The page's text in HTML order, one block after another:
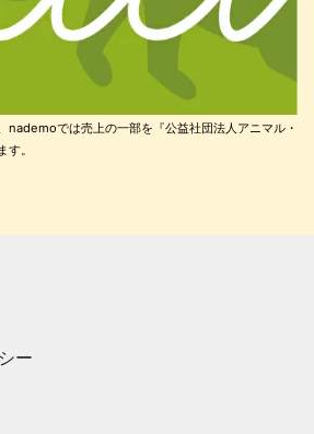
nademoでは売上の一部を『公益社団法人アニマル・
す。
ー